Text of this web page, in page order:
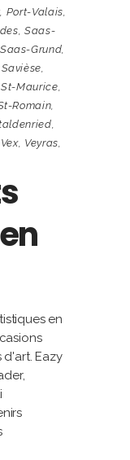
, Port-Valais,
,Saas-
Saas-Grund,
Savièse,
St-Maurice,
Romain,
,
Vex, Veyras,
en
Eazy